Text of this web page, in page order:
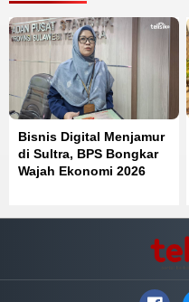
Bisnis Digital Menjamur
di Sultra, BPS Bongkar
Wajah Ekonomi 2026